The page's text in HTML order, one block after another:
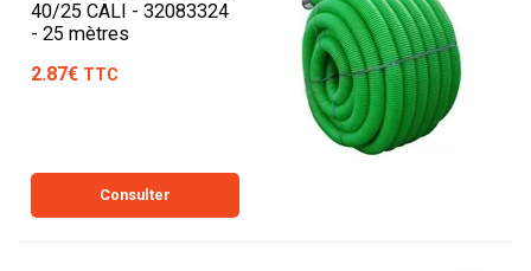
40/25 CALI - 32083324
- 25 mètres
2.87€ TTC
Consulter